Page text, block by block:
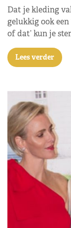
Dat je kleding
gelukkig ook
of dat’ kun je
Lees verder